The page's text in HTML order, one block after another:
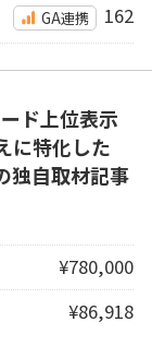
GA連携 162
ド上位表示
に特化した
独自取材記事
¥780,000
¥86,918